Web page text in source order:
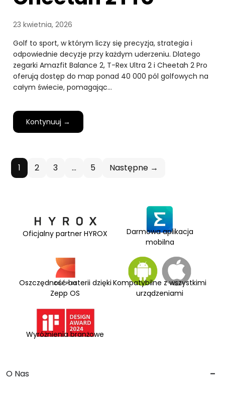
23 kwietnia, 2026
Golf to sport, w którym liczy się precyzja, strategia i
odpowiednie decyzje przy każdym uderzeniu. Dlatego
zegarki Amazfit Balance 2, T-Rex Ultra 2 i Cheetah 2 Pro
oferują dostęp do map ponad 40 000 pól golfowych na
całym świecie, pomagając…
Kontynuuj →
1 2 3 … 5 Następne →
Darmowa aplikacja
mobilna
Oszczędność baterii dzięki
Zepp OS
Kompatybilne z wszystkimi
urządzeniami
Wyróżnienia branżowe
Oficjalny partner HYROX
O Nas